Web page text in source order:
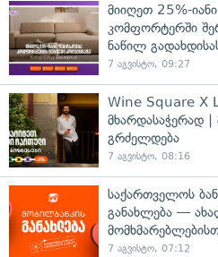
მიიღეთ 25%-
კომფორტერში
ნაწილ
7 აგვისტო, 09:27
Wine Square X
მხარდასაჭერად |
გრძელდება
7 აგვისტო, 08:16
საქართველოს
განახლება —
7 აგვისტო, 07:12